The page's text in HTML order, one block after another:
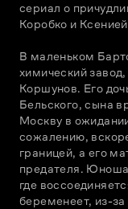
сериал о
Коробко и
В маленьком
химический
Коршунов. Его
Бельского, сына
Москву в
сожалению,
границей, а его
предателя.
где
беременеет, из-за